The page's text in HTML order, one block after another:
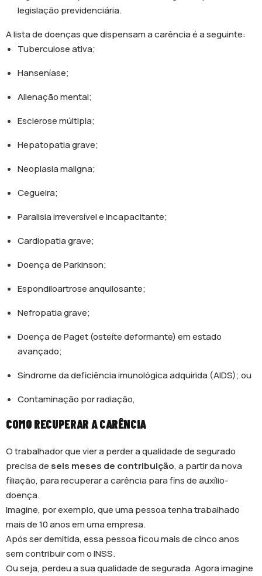
legislação previdenciária.
A lista de doenças que dispensam a carência é a seguinte:
Tuberculose ativa;
Hanseníase;
Alienação mental;
Esclerose múltipla;
Hepatopatia grave;
Neoplasia maligna;
Cegueira;
Paralisia irreversível e incapacitante;
Cardiopatia grave;
Doença de Parkinson;
Espondiloartrose anquilosante;
Nefropatia grave;
Doença de Paget (osteíte deformante) em estado
avançado;
Síndrome da deficiência imunológica adquirida (AIDS); ou
Contaminação por radiação,
COMO RECUPERAR A CARÊNCIA
O trabalhador que vier a perder a qualidade de segurado
precisa de seis meses de contribuição, a partir da nova
filiação, para recuperar a carência para fins de auxílio-
doença.
Imagine, por exemplo, que uma pessoa tenha trabalhado
mais de 10 anos em uma empresa.
Após ser demitida, essa pessoa ficou mais de cinco anos
sem contribuir com o INSS.
Ou seja, perdeu a sua qualidade de segurada. Agora imagine